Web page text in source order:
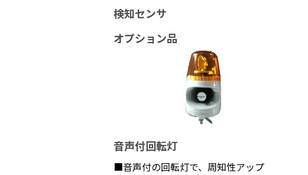
検知センサ
オプション品
音声付回転灯
■音声付の回転灯で、周知性アップ